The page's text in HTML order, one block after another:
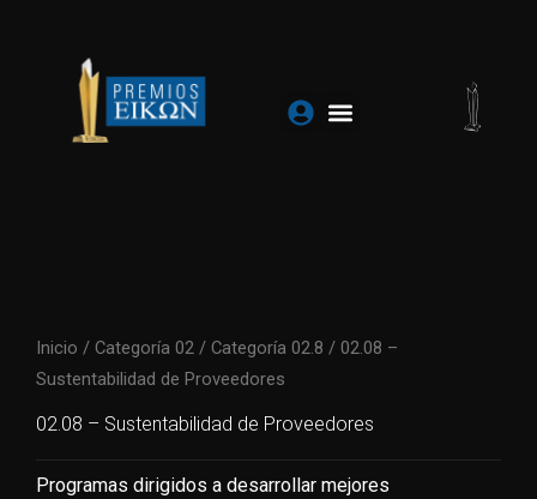
contenido
Inicio / Categoría 02 / Categoría 02.8 / 02.08 –
Sustentabilidad de Proveedores
02.08 – Sustentabilidad de Proveedores
Programas dirigidos a desarrollar mejores